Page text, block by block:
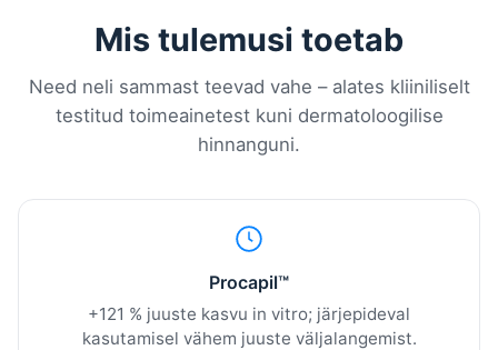
Mis tulemusi toetab
Need neli sammast teevad vahe – alates kliiniliselt
testitud toimeainetest kuni dermatoloogilise
hinnanguni.
Procapil™
+121 % juuste kasvu in vitro; järjepideval
kasutamisel vähem juuste väljalangemist.